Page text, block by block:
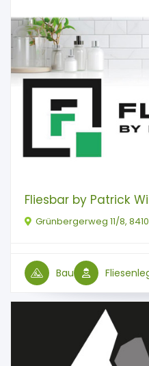
Fliesbar by Patrick
Grünbergerweg 11/8,
Bau